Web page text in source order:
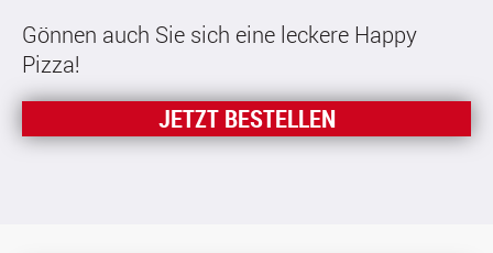
Gönnen auch Sie sich eine leckere Happy
Pizza!
JETZT BESTELLEN